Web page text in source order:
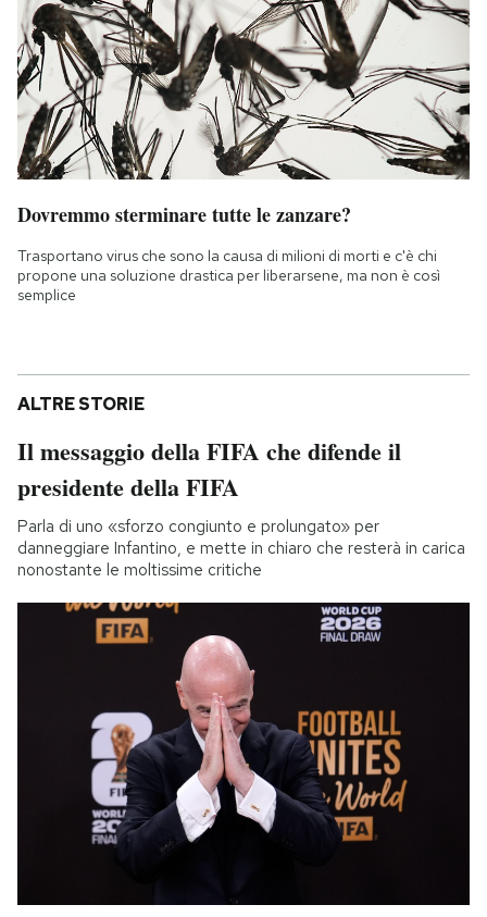
Dovremmo sterminare tutte le zanzare?
Trasportano virus che sono la causa di milioni di morti e c'è chi
propone una soluzione drastica per liberarsene, ma non è così
semplice
ALTRE STORIE
Il messaggio della FIFA che difende il
presidente della FIFA
Parla di uno «sforzo congiunto e prolungato» per
danneggiare Infantino, e mette in chiaro che resterà in carica
nonostante le moltissime critiche